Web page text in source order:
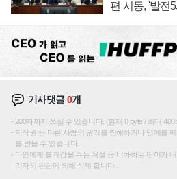
편 시동, '발전
기사댓글0개
200자까지 쓰실 수 있습니다. (현재 0 byte / 최대
저작권 등 다른 사람의 권리를 침해하거나 명예를
를 받을 수 있습니다.
타인에게 불쾌감을 주는 욕설 등 비하하는 단어가
리자의 판단에 의해 삭제 합니다.